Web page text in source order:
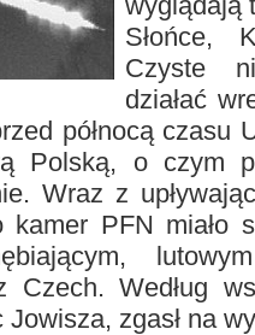
Słońce,
Czyste
działać
północą czasu
Polską, o czym
Wraz z
kamer PFN miało
Czech. Według
Jowisza, zgasł na